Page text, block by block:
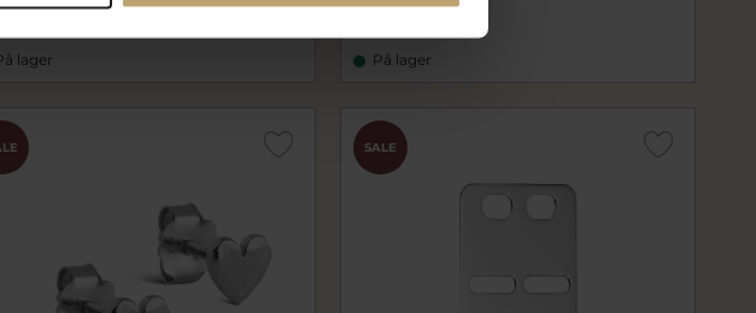
kr
lager På lager
SALE